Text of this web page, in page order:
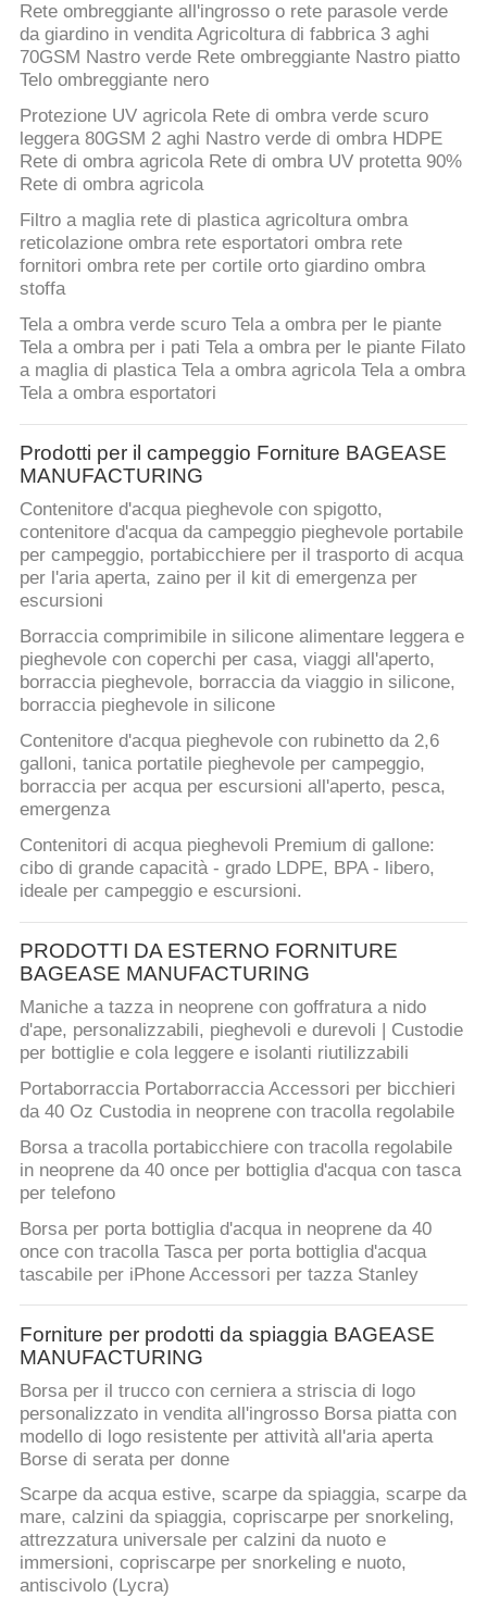
MAPPA
DEL
SITO
PRIVACY
POLICY
Rete ombreggiante all'ingrosso o rete parasole verde
da giardino in vendita Agricoltura di fabbrica 3 aghi
70GSM Nastro verde Rete ombreggiante Nastro piatto
Telo ombreggiante nero
Protezione UV agricola Rete di ombra verde scuro
leggera 80GSM 2 aghi Nastro verde di ombra HDPE
Rete di ombra agricola Rete di ombra UV protetta 90%
Rete di ombra agricola
Filtro a maglia rete di plastica agricoltura ombra
reticolazione ombra rete esportatori ombra rete
fornitori ombra rete per cortile orto giardino ombra
stoffa
Tela a ombra verde scuro Tela a ombra per le piante
Tela a ombra per i pati Tela a ombra per le piante Filato
a maglia di plastica Tela a ombra agricola Tela a ombra
Tela a ombra esportatori
Prodotti per il campeggio Forniture BAGEASE
MANUFACTURING
Contenitore d'acqua pieghevole con spigotto,
contenitore d'acqua da campeggio pieghevole portabile
per campeggio, portabicchiere per il trasporto di acqua
per l'aria aperta, zaino per il kit di emergenza per
escursioni
Borraccia comprimibile in silicone alimentare leggera e
pieghevole con coperchi per casa, viaggi all'aperto,
borraccia pieghevole, borraccia da viaggio in silicone,
borraccia pieghevole in silicone
Contenitore d'acqua pieghevole con rubinetto da 2,6
galloni, tanica portatile pieghevole per campeggio,
borraccia per acqua per escursioni all'aperto, pesca,
emergenza
Contenitori di acqua pieghevoli Premium di gallone:
cibo di grande capacità - grado LDPE, BPA - libero,
ideale per campeggio e escursioni.
PRODOTTI DA ESTERNO FORNITURE
BAGEASE MANUFACTURING
Maniche a tazza in neoprene con goffratura a nido
d'ape, personalizzabili, pieghevoli e durevoli | Custodie
per bottiglie e cola leggere e isolanti riutilizzabili
Portaborraccia Portaborraccia Accessori per bicchieri
da 40 Oz Custodia in neoprene con tracolla regolabile
Borsa a tracolla portabicchiere con tracolla regolabile
in neoprene da 40 once per bottiglia d'acqua con tasca
per telefono
Borsa per porta bottiglia d'acqua in neoprene da 40
once con tracolla Tasca per porta bottiglia d'acqua
tascabile per iPhone Accessori per tazza Stanley
Forniture per prodotti da spiaggia BAGEASE
MANUFACTURING
Borsa per il trucco con cerniera a striscia di logo
personalizzato in vendita all'ingrosso Borsa piatta con
modello di logo resistente per attività all'aria aperta
Borse di serata per donne
Scarpe da acqua estive, scarpe da spiaggia, scarpe da
mare, calzini da spiaggia, copriscarpe per snorkeling,
attrezzatura universale per calzini da nuoto e
immersioni, copriscarpe per snorkeling e nuoto,
antiscivolo (Lycra)